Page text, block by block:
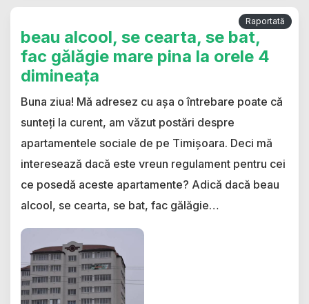
Raportată
beau alcool, se cearta, se bat,
fac gălăgie mare pina la orele 4
dimineața
Buna ziua! Mă adresez cu așa o întrebare poate că
sunteți la curent, am văzut postări despre
apartamentele sociale de pe Timișoara. Deci mă
interesează dacă este vreun regulament pentru cei
ce posedă aceste apartamente? Adică dacă beau
alcool, se cearta, se bat, fac gălăgie…